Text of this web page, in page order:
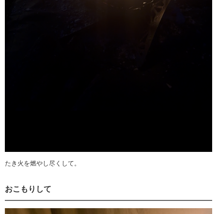
たき火を燃やし尽くして。
おこもりして